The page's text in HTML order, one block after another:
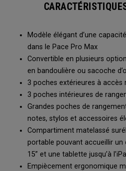
Modèle élégant d’une
dans le Pace Pro Max
Convertible en plusieurs
en bandoulière ou sacoche
3 poches extérieures à accès
3 poches intérieures de
Grandes poches de
notes, stylos et accessoires
Compartiment matelassé
portable pouvant accueillir un
15” et une tablette jusqu’à
Empiècement ergonomique